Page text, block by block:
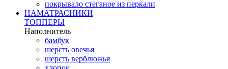
покрывало стеганое из перкали
НАМАТРАСНИКИ
ТОППЕРЫ
Наполнитель
бамбук
шерсть овечья
шерсть верблюжья